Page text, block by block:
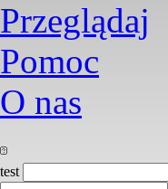
Przeglądaj
Pomoc
O nas
test